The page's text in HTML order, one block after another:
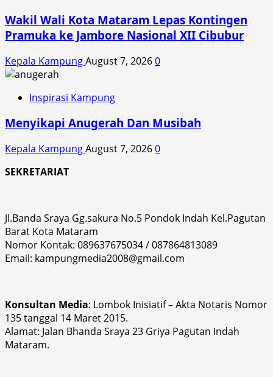
Wakil Wali Kota Mataram Lepas Kontingen
Pramuka ke Jambore Nasional XII Cibubur
Kepala KampungAugust 7, 20260
Inspirasi Kampung
Menyikapi Anugerah Dan Musibah
Kepala KampungAugust 7, 20260
SEKRETARIAT
Jl.Banda Sraya Gg.sakura No.5 Pondok Indah Kel.Pagutan
Barat Kota Mataram
Nomor Kontak: 089637675034 / 087864813089
Email: kampungmedia2008@gmail.com
Konsultan Media: Lombok Inisiatif – Akta Notaris Nomor
135 tanggal 14 Maret 2015.
Alamat: Jalan Bhanda Sraya 23 Griya Pagutan Indah
Mataram.